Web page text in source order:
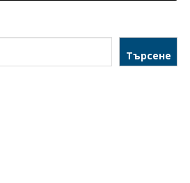
Търсене